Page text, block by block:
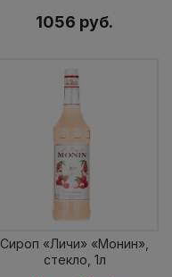
1056 руб.
Сироп «Личи» «Монин»,
стекло, 1л